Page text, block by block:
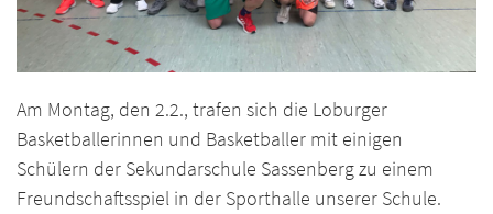
Am Montag, den 2.2., trafen sich die Loburger
Basketballerinnen und Basketballer mit einigen
Schülern der Sekundarschule Sassenberg zu einem
Freundschaftsspiel in der Sporthalle unserer Schule.